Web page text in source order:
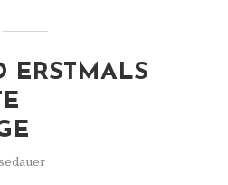
ERSTMALS